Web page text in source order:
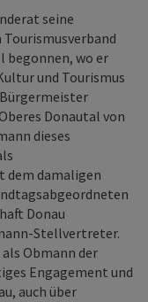
seine
begonnen, wo er
und Tourismus
Donautal von
dieses
dem damaligen
Donau
Stellvertreter.
Obmann der
Engagement und
auch über